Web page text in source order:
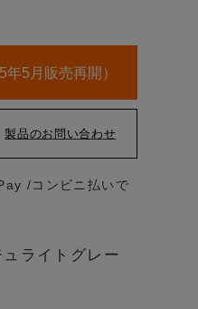
ライトグレー
5月販売再開）
/コンビニ払いで